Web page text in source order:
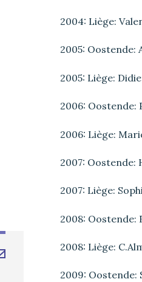
2004: Liège:
2005: Oostende:
2005: Liège:
2006: Oostende:
2006: Liège:
2007: Oostende:
2007: Liège:
2008: Oostende:
2008: Liège:
2009: Oostende: